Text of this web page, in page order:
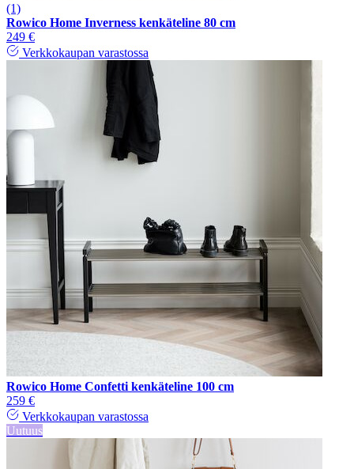
(1)
Rowico Home Inverness kenkäteline 80 cm
249 €
Verkkokaupan varastossa
Rowico Home Confetti kenkäteline 100 cm
259 €
Verkkokaupan varastossa
Uutuus